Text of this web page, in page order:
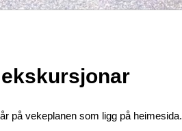
på vekeplanen som ligg på heimesida.